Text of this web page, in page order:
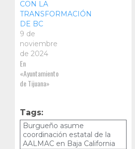
CON LA
TRANSFORMACIÓN
DE BC
9 de
noviembre
de 2024
En
«Ayuntamiento
de Tijuana»
Tags:
Burgueño asume
coordinación estatal de la
AALMAC en Baja California